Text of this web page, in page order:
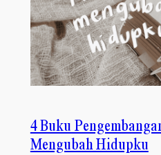
4 Buku
Mengubah Hidupku